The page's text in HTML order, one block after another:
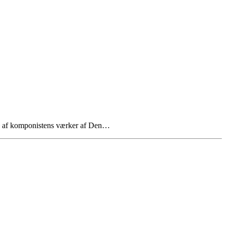
af komponistens værker af Den…